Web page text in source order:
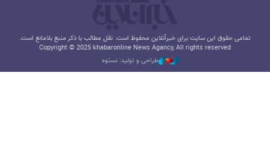
تمامی حقوق این سایت برای خبرآنلاین محفوظ است. نقل مطالب با ذکر منبع بلامانع است.
Copyright © 2025 khabaronline News Agancy, All rights reserved
طراحی و تولید: نستوه